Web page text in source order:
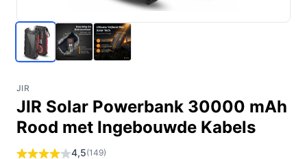
JIR
JIR Solar Powerbank 30000 mAh
Rood met Ingebouwde Kabels
4,5(149)